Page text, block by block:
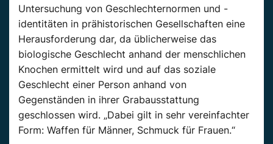
Untersuchung von Geschlechternormen und -
identitäten in prähistorischen Gesellschaften eine
Herausforderung dar, da üblicherweise das
biologische Geschlecht anhand der menschlichen
Knochen ermittelt wird und auf das soziale
Geschlecht einer Person anhand von
Gegenständen in ihrer Grabausstattung
geschlossen wird. „Dabei gilt in sehr vereinfachter
Form: Waffen für Männer, Schmuck für Frauen.“